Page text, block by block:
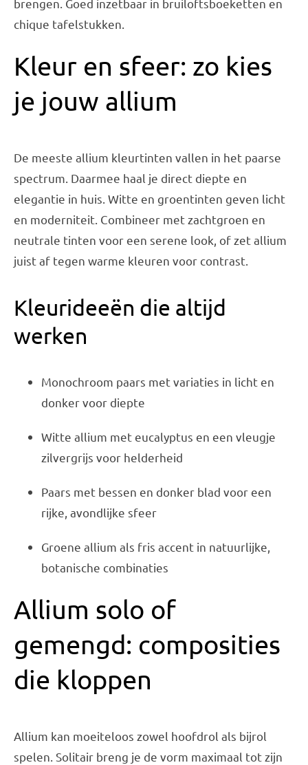
brengen. Goed inzetbaar in bruiloftsboeketten en
chique tafelstukken.
Kleur en sfeer: zo kies
je jouw allium
De meeste allium kleurtinten vallen in het paarse
spectrum. Daarmee haal je direct diepte en
elegantie in huis. Witte en groentinten geven licht
en moderniteit. Combineer met zachtgroen en
neutrale tinten voor een serene look, of zet allium
juist af tegen warme kleuren voor contrast.
Kleurideeën die altijd
werken
Monochroom paars met variaties in licht en
donker voor diepte
Witte allium met eucalyptus en een vleugje
zilvergrijs voor helderheid
Paars met bessen en donker blad voor een
rijke, avondlijke sfeer
Groene allium als fris accent in natuurlijke,
botanische combinaties
Allium solo of
gemengd: composities
die kloppen
Allium kan moeiteloos zowel hoofdrol als bijrol
spelen. Solitair breng je de vorm maximaal tot zijn